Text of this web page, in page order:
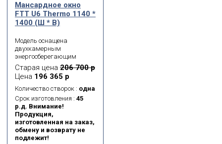
Мансардное окно
FTT U6 Thermo 1140 *
1400 (Ш * В)
Модель оснащена
двухкамерным
энергосберегающим
морозостойким
стеклопакетом. Данная
модель имеет 5 контуров
уплотнения, что
обеспечивает
максимальную
герметичность
примыкания створки к
коробке окна. Также
доступно в модификации
Старая цена 206 700 р
Цена 196 365 р
Количество створок : одна
Срок изготовления : 45
р.д. Внимание!
Продукция,
изготовленная на заказ,
обмену и возврату не
подлежит!